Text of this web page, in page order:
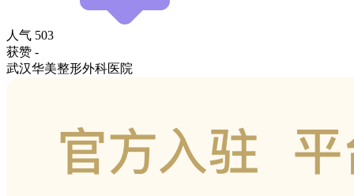
人气 503
获赞 -
武汉华美整形外科医院